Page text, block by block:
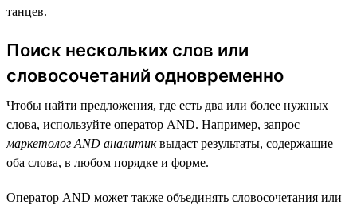
танцев.
Поиск нескольких слов или
словосочетаний одновременно
Чтобы найти предложения, где есть два или более нужных
слова, используйте оператор AND. Например, запрос
маркетолог AND аналитиквыдаст результаты, содержащие
оба слова, в любом порядке и форме.
Оператор AND может также объединять словосочетания или